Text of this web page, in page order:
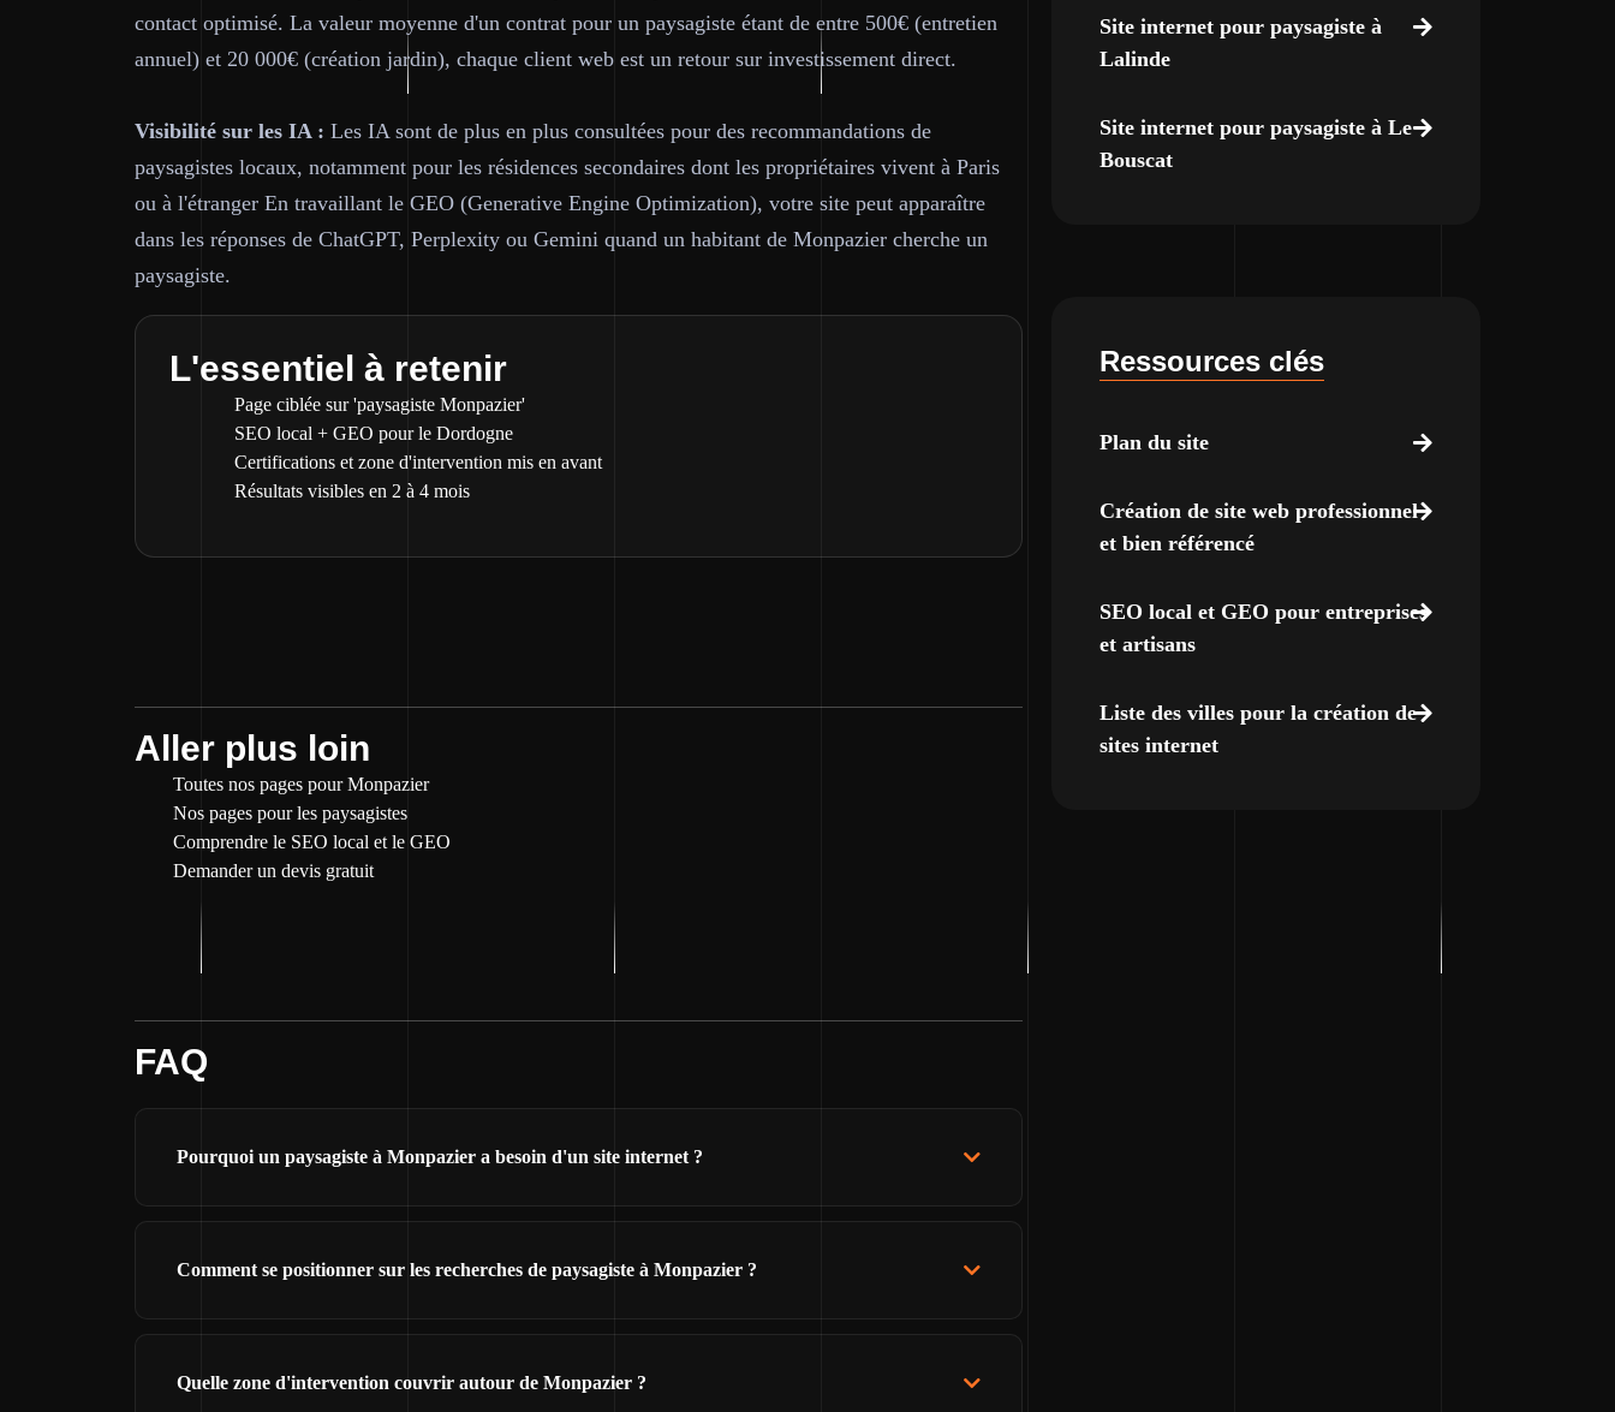
contact optimisé. La valeur moyenne d'un contrat pour un paysagiste étant de entre 500€ (entretien
annuel) et 20 000€ (création jardin), chaque client web est un retour sur investissement direct.
Visibilité sur les IA : Les IA sont de plus en plus consultées pour des recommandations de
paysagistes locaux, notamment pour les résidences secondaires dont les propriétaires vivent à Paris
ou à l'étranger En travaillant le GEO (Generative Engine Optimization), votre site peut apparaître
dans les réponses de ChatGPT, Perplexity ou Gemini quand un habitant de Monpazier cherche un
paysagiste.
L'essentiel à retenir
Page ciblée sur 'paysagiste Monpazier'
SEO local + GEO pour le Dordogne
Certifications et zone d'intervention mis en avant
Résultats visibles en 2 à 4 mois
Aller plus loin
Toutes nos pages pour Monpazier
Nos pages pour les paysagistes
Comprendre le SEO local et le GEO
Demander un devis gratuit
FAQ
Pourquoi un paysagiste à Monpazier a besoin d'un site internet ?
Comment se positionner sur les recherches de paysagiste à Monpazier ?
Quelle zone d'intervention couvrir autour de Monpazier ?
Site internet pour paysagiste à
Lalinde
Site internet pour paysagiste à Le
Bouscat
Ressources clés
Plan du site
Création de site web professionnel
et bien référencé
SEO local et GEO pour entreprises
et artisans
Liste des villes pour la création de
sites internet